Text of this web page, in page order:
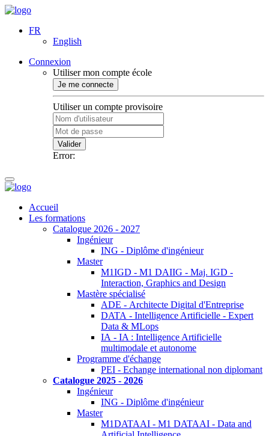
FR
English
Connexion
Utiliser mon compte école
Je me connecte
Utiliser un compte provisoire
Valider
Error:
Accueil
Les formations
Catalogue 2026 - 2027
Ingénieur
ING - Diplôme d'ingénieur
Master
M1IGD - M1 DAIIG - Maj. IGD -
Interaction, Graphics and Design
Mastère spécialisé
ADE - Architecte Digital d'Entreprise
DATA - Intelligence Artificielle - Expert
Data & MLops
IA - IA : Intelligence Artificielle
multimodale et autonome
Programme d'échange
PEI - Echange international non diplomant
Catalogue 2025 - 2026
Ingénieur
ING - Diplôme d'ingénieur
Master
M1DATAAI - M1 DATAAI - Data and